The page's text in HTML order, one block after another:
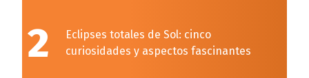
2
Eclipses totales de Sol: cinco
curiosidades y aspectos fascinantes